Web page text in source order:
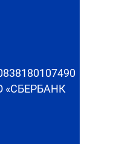
«СБЕРБАНК